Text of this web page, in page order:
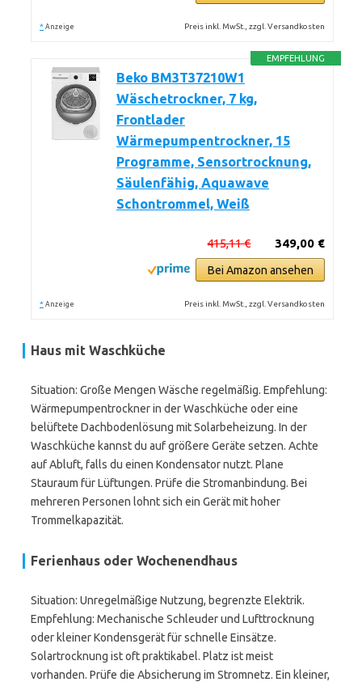
* Anzeige Preis inkl. MwSt., zzgl. Versandkosten
EMPFEHLUNG
Beko BM3T37210W1
Wäschetrockner, 7 kg,
Frontlader
Wärmepumpentrockner, 15
Programme, Sensortrocknung,
Säulenfähig, Aquawave
Schontrommel, Weiß
349,00 €
415,11 €
Bei Amazon ansehen
* Anzeige Preis inkl. MwSt., zzgl. Versandkosten
Haus mit Waschküche
Situation: Große Mengen Wäsche regelmäßig. Empfehlung:
Wärmepumpentrockner in der Waschküche oder eine
belüftete Dachbodenlösung mit Solarbeheizung. In der
Waschküche kannst du auf größere Geräte setzen. Achte
auf Abluft, falls du einen Kondensator nutzt. Plane
Stauraum für Lüftungen. Prüfe die Stromanbindung. Bei
mehreren Personen lohnt sich ein Gerät mit hoher
Trommelkapazität.
Ferienhaus oder Wochenendhaus
Situation: Unregelmäßige Nutzung, begrenzte Elektrik.
Empfehlung: Mechanische Schleuder und Lufttrocknung
oder kleiner Kondensgerät für schnelle Einsätze.
Solartrocknung ist oft praktikabel. Platz ist meist
vorhanden. Prüfe die Absicherung im Stromnetz. Ein kleiner,